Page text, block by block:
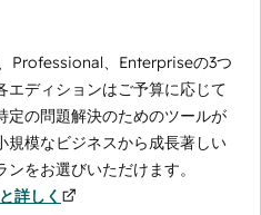
Professional、Enterpriseの3つ
エディションはご予算に応じて
定の問題解決のためのツールが
規模なビジネスから成長著しい
をお選びいただけます。
詳しく